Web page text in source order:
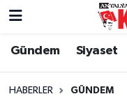
Gündem Siyaset
HABERLER GÜNDEM
Gündem
Siyaset
Nöbetçi
Hava Durumu